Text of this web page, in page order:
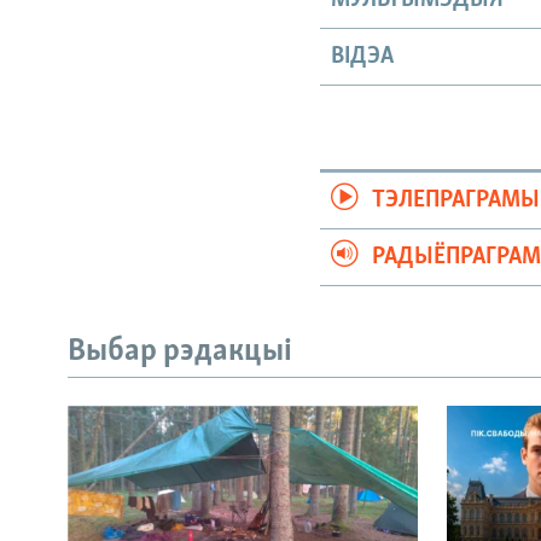
ВІДЭА
ТЭЛЕПРАГРАМЫ
Выбар рэдакцыі